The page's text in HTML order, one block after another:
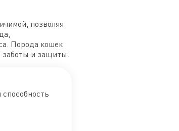
позволяя
Порода кошек
заботы и защиты.